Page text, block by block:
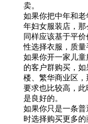
卖。
如果你把中年和
年妇女服装店，那
同样应该基于平
性选择衣服，质量
如果你开一家儿
的客户群购买，
楼、繁华商业区
要求也比较高，
是良好的。
如果你只是一条
时选择购买更多的